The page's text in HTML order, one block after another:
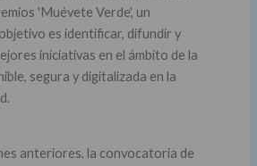
'Muévete Verde', un
es identificar, difundir y
iniciativas en el ámbito de la
segura y digitalizada en la
anteriores, la convocatoria de